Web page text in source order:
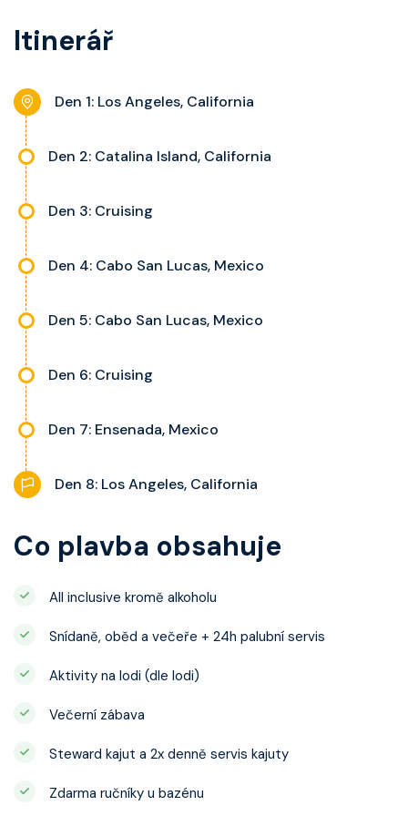
kajuty.
nastavitelnou klimatizaci,
noční stolky, trezor a balkon s
výhledem, velikost kajuty a balkonu
Itinerář
Den 1: Los Angeles, California
Den 2: Catalina Island, California
Den 3: Cruising
Den 4: Cabo San Lucas, Mexico
Den 5: Cabo San Lucas, Mexico
Den 6: Cruising
Den 7: Ensenada, Mexico
Den 8: Los Angeles, California
Co plavba obsahuje
All inclusive kromě alkoholu
Snídaně, oběd a večeře + 24h palubní servis
Aktivity na lodi (dle lodi)
Večerní zábava
Steward kajut a 2x denně servis kajuty
Zdarma ručníky u bazénu